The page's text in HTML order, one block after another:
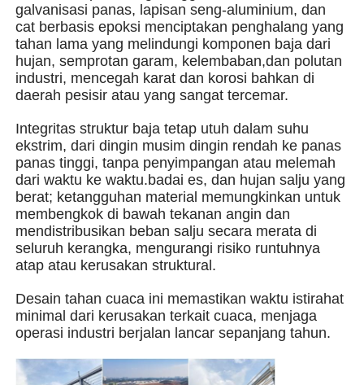
Tentang kita
Wisata pabrik
Kontrol kualitas
Hubungi kami
Berita
Semua Kasus
Quote request suatu
galvanisasi panas, lapisan seng-aluminium, dan
cat berbasis epoksi menciptakan penghalang yang
tahan lama yang melindungi komponen baja dari
hujan, semprotan garam, kelembaban,dan polutan
industri, mencegah karat dan korosi bahkan di
daerah pesisir atau yang sangat tercemar.
Integritas struktur baja tetap utuh dalam suhu
ekstrim, dari dingin musim dingin rendah ke panas
panas tinggi, tanpa penyimpangan atau melemah
dari waktu ke waktu.badai es, dan hujan salju yang
berat; ketangguhan material memungkinkan untuk
membengkok di bawah tekanan angin dan
mendistribusikan beban salju secara merata di
seluruh kerangka, mengurangi risiko runtuhnya
atap atau kerusakan struktural.
Desain tahan cuaca ini memastikan waktu istirahat
minimal dari kerusakan terkait cuaca, menjaga
operasi industri berjalan lancar sepanjang tahun.